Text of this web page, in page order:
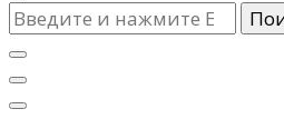
Ищите
что-
то?